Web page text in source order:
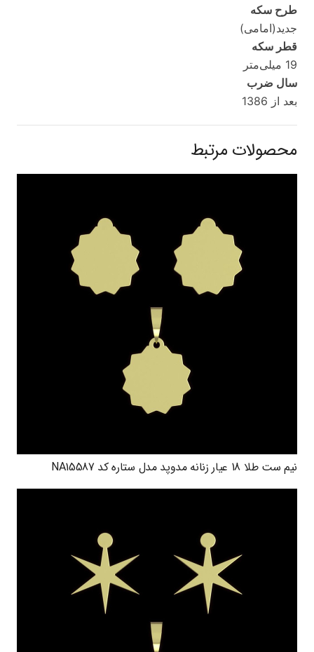
طرح سکه
جدید(امامی)
قطر سکه
19 میلی‌متر
سال ضرب
بعد از 1386
محصولات مرتبط
نیم ست طلا 18 عیار زنانه مدوپد مدل ستاره کد NA15587